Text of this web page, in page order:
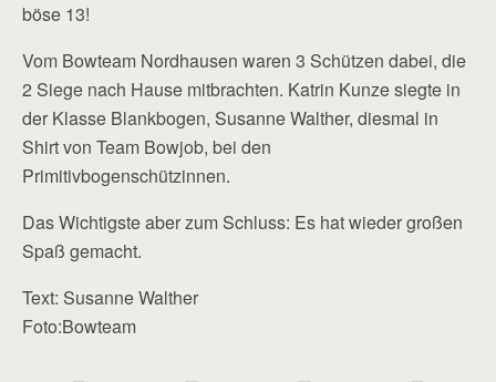
böse 13!
Vom Bowteam Nordhausen waren 3 Schützen dabei, die
2 Siege nach Hause mitbrachten. Katrin Kunze siegte in
der Klasse Blankbogen, Susanne Walther, diesmal in
Shirt von Team Bowjob, bei den
Primitivbogenschützinnen.
Das Wichtigste aber zum Schluss: Es hat wieder großen
Spaß gemacht.
Text: Susanne Walther
Foto:Bowteam